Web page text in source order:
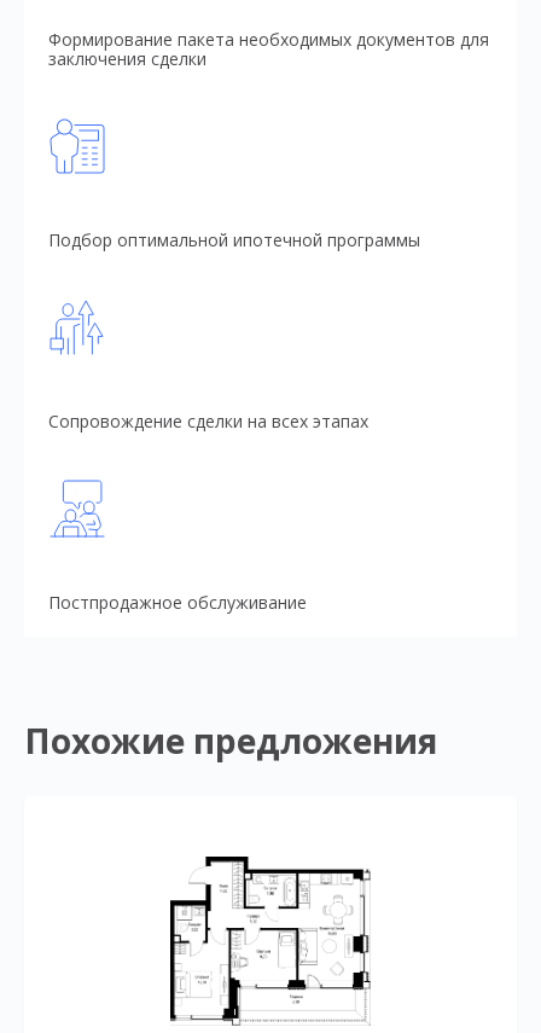
Формирование пакета необходимых документов для
заключения сделки
Подбор оптимальной ипотечной программы
Сопровождение сделки на всех этапах
Постпродажное обслуживание
Похожие предложения